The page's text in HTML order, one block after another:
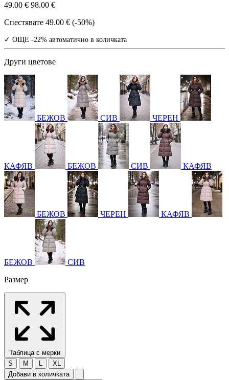
49.00 € 98.00 €
Спестявате 49.00 € (-50%)
✓ ОЩЕ -22% автоматично в количката
Други цветове
БЕЖОВ СИВ ЧЕРЕН
КАФЯВ БЕЖОВ СИВ КАФЯВ
БЕЖОВ ЧЕРЕН КАФЯВ
БЕЖОВ
СИВ
Размер
Таблица с мерки
S
M L
XL
Добави в количката